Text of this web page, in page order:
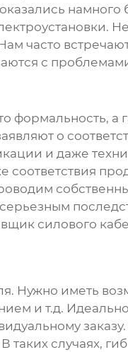
намного
часто
с
формальность, а
о
и даже
соответствия
силового
. Нужно иметь
и т.д.
случаях,